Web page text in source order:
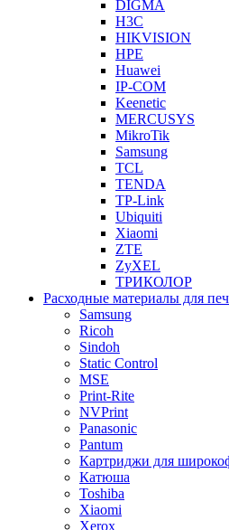
DIGMA
H3C
HIKVISION
HPE
Huawei
IP-COM
Keenetic
MERCUSYS
MikroTik
Samsung
TCL
TENDA
TP-Link
Ubiquiti
Xiaomi
ZTE
ZyXEL
ТРИКОЛОР
Расходные материалы для
Samsung
Ricoh
Sindoh
Static Control
MSE
Print-Rite
NVPrint
Panasonic
Pantum
Картриджи для
Катюша
Toshiba
Xiaomi
Xerox